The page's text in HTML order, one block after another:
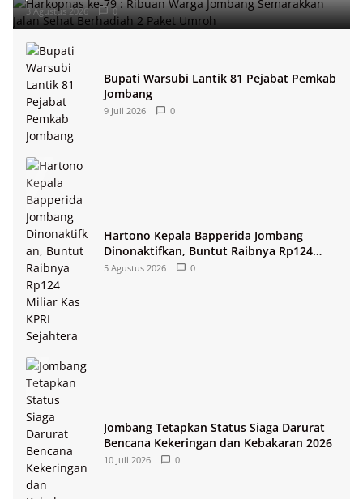
3 Agustus 2026 0
Bupati Warsubi Lantik 81 Pejabat Pemkab
Jombang
9 Juli 2026 0
Hartono Kepala Bapperida Jombang
Dinonaktifkan, Buntut Raibnya Rp124
Miliar Kas KPRI Sejahtera
5 Agustus 2026 0
Jombang Tetapkan Status Siaga Darurat
Bencana Kekeringan dan Kebakaran 2026
10 Juli 2026 0